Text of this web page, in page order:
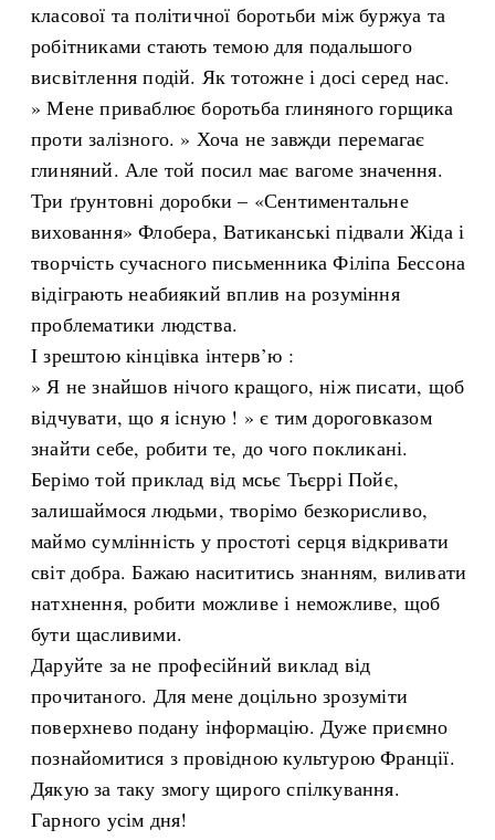
класової та політичної боротьби між буржуа та
робітниками стають темою для подальшого
висвітлення подій. Як тотожне і досі серед нас.
» Мене приваблює боротьба глиняного горщика
проти залізного. » Хоча не завжди перемагає
глиняний. Але той посил має вагоме значення.
Три ґрунтовні доробки – «Сентиментальне
виховання» Флобера, Ватиканські підвали Жіда і
творчість сучасного письменника Філіпа Бессона
відіграють неабиякий вплив на розуміння
проблематики людства.
І зрештою кінцівка інтерв’ю :
» Я не знайшов нічого кращого, ніж писати, щоб
відчувати, що я існую ! » є тим дороговказом
знайти себе, робити те, до чого покликані.
Берімо той приклад від мсьє Тьєррі Пойє,
залишаймося людьми, творімо безкорисливо,
маймо сумлінність у простоті серця відкривати
світ добра. Бажаю насититись знанням, виливати
натхнення, робити можливе і неможливе, щоб
бути щасливими.
Даруйте за не професійний виклад від
прочитаного. Для мене доцільно зрозуміти
поверхнево подану інформацію. Дуже приємно
познайомитися з провідною культурою Франції.
Дякую за таку змогу щирого спілкування.
Гарного усім дня!